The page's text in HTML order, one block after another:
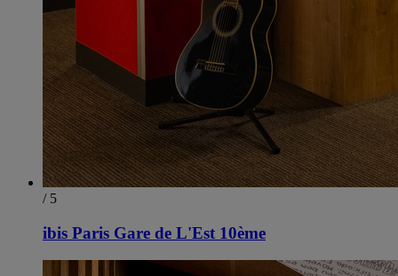
/ 5
ibis Paris Gare de L'Est 10ème